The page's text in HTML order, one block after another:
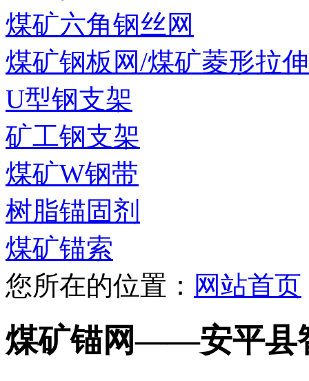
煤矿六角钢丝网
煤矿钢板网/煤矿菱形拉
U型钢支架
矿工钢支架
煤矿W钢带
树脂锚固剂
煤矿锚索
您所在的位置： 网站首页
煤矿锚网——安平县